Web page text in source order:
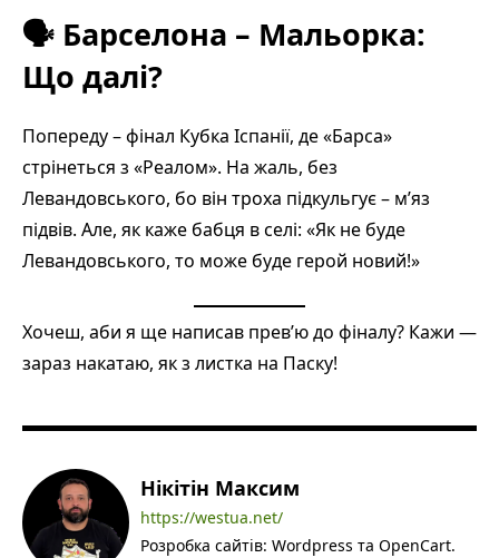
🗣️ Барселона – Мальорка:
Що далі?
Попереду – фінал Кубка Іспанії, де «Барса»
стрінеться з «Реалом». На жаль, без
Левандовського, бо він троха підкульгує – м’яз
підвів. Але, як каже бабця в селі: «Як не буде
Левандовського, то може буде герой новий!»
Хочеш, аби я ще написав прев’ю до фіналу? Кажи —
зараз накатаю, як з листка на Паску!
Нікітін Максим
https://westua.net/
Розробка сайтів: Wordpress та OpenCart.